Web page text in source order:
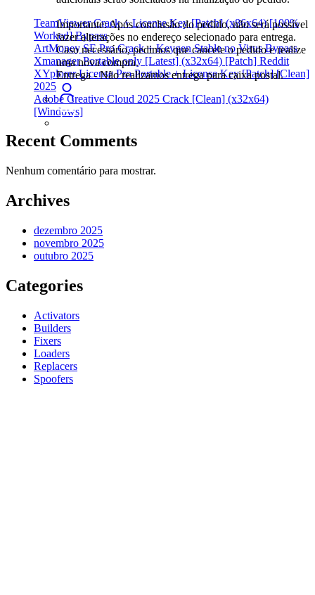
Importante: Após conclusão do pedido, não será possível
fazer alterações no endereço selecionado para entrega.
Caso necessário, pedimos que cancele o pedido e realize
uma nova compra.
Entrega - Não realizamos entrega para caixa postal.
TeamViewer Crack + License Key [Patch] (x86x64) [100%
Worked] Bypass
ArtMoney SE Pro Crack + Keygen Stable no Virus Bypass
Xmanager Portable only [Latest] (x32x64) [Patch] Reddit
XYplorer License Pro Portable + License Key [Patch] [Clean]
2025
Adobe Creative Cloud 2025 Crack [Clean] (x32x64)
[Windows]
Recent Comments
Nenhum comentário para mostrar.
Archives
dezembro 2025
novembro 2025
outubro 2025
Categories
Activators
Builders
Fixers
Loaders
Replacers
Spoofers